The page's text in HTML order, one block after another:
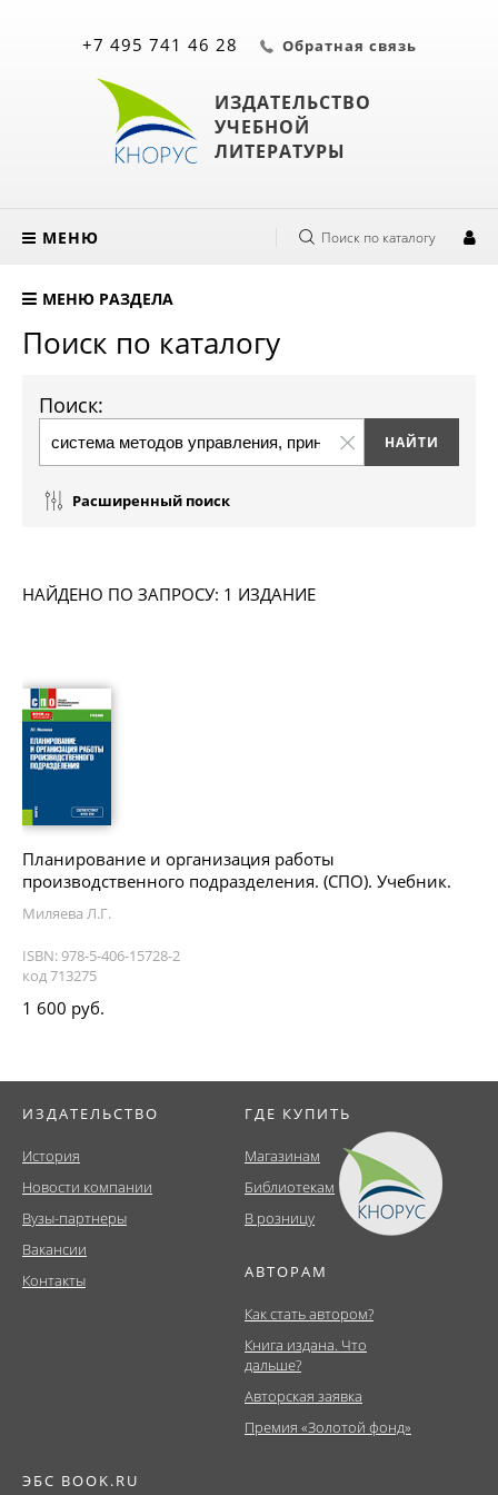
ИЗДАТЕЛЬСТВО
УЧЕБНОЙ
ЛИТЕРАТУРЫ
+7 495 741 46 28 Обратная связь
МЕНЮ Поиск по каталогу
МЕНЮ РАЗДЕЛА
Поиск по каталогу
Поиск:
Расширенный поиск
НАЙДЕНО ПО ЗАПРОСУ: 1 ИЗДАНИЕ
Планирование и организация работы
производственного подразделения. (СПО). Учебник.
Миляева Л.Г.
ISBN: 978-5-406-15728-2
код 713275
1 600 руб.
ИЗДАТЕЛЬСТВО
История
Новости компании
Вузы-партнеры
Вакансии
Контакты
ГДЕ КУПИТЬ
Магазинам
Библиотекам
В розницу
АВТОРАМ
Как стать автором?
Книга издана. Что
дальше?
Авторская заявка
Премия «Золотой фонд»
ЭБС BOOK.RU